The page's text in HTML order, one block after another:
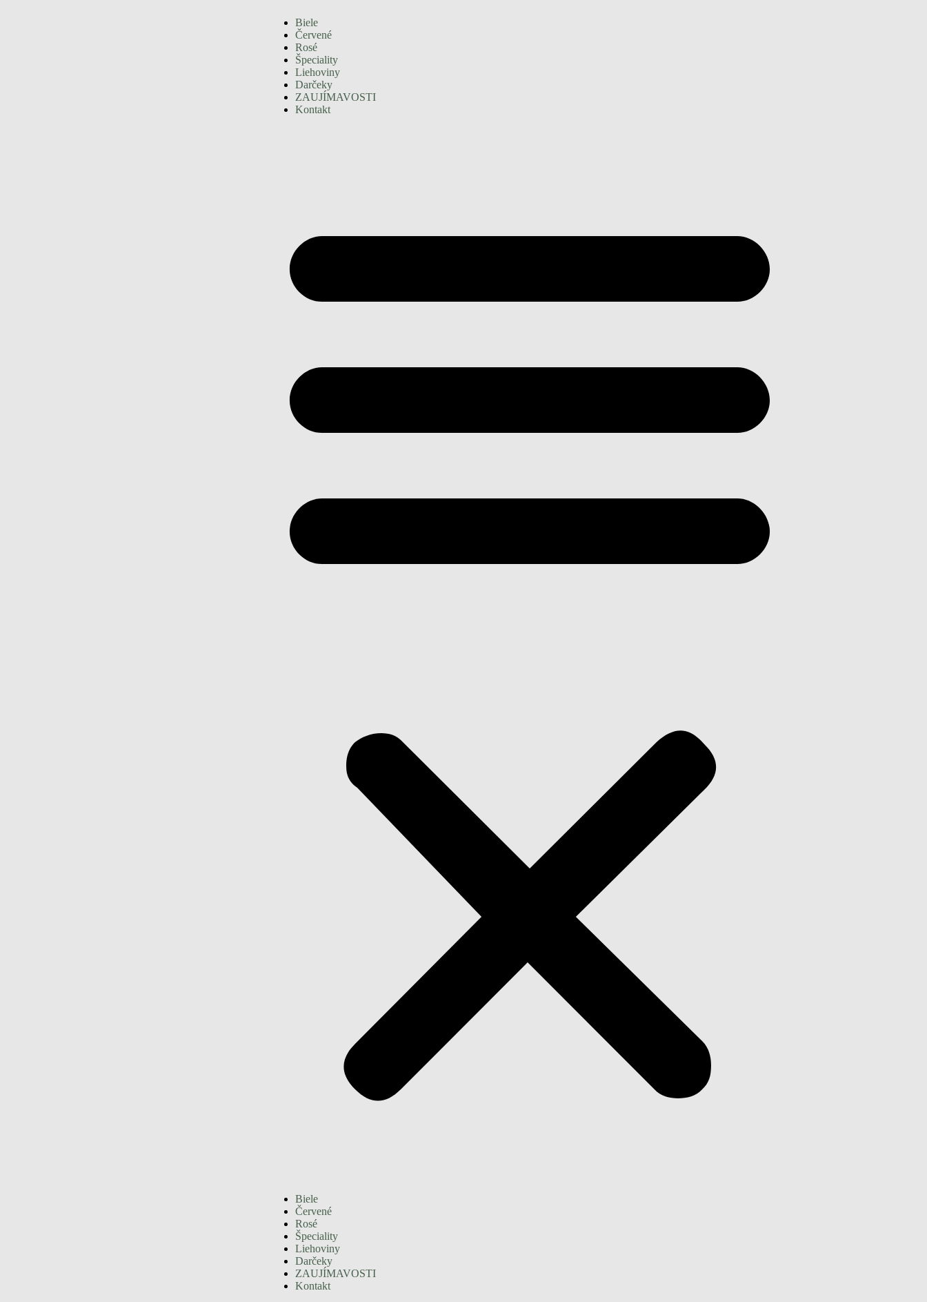
Biele
Červené
Rosé
Špeciality
Liehoviny
Darčeky
ZAUJÍMAVOSTI
Kontakt
Biele
Červené
Rosé
Špeciality
Liehoviny
Darčeky
ZAUJÍMAVOSTI
Kontakt